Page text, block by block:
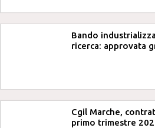
Bando
ricerca: approvata
Cgil Marche,
primo trimestre